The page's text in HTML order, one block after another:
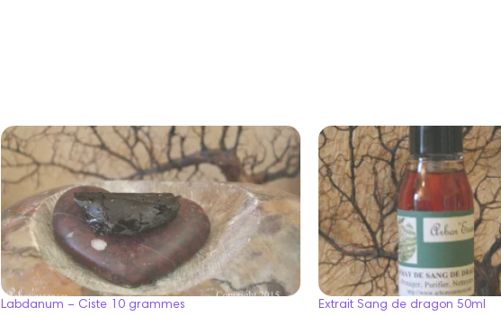
Labdanum – Ciste 10 grammes Extrait Sang de dragon 50ml